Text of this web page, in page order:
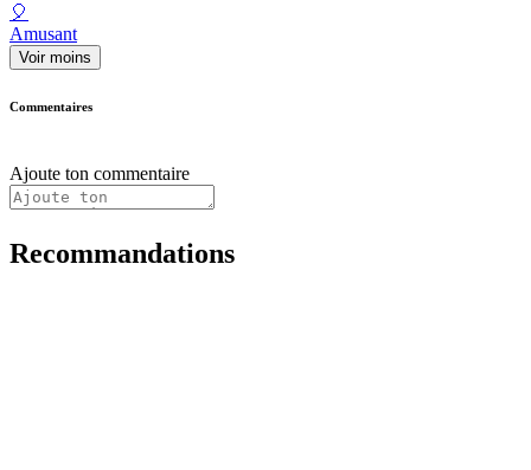
🎈
Amusant
Voir moins
Commentaires
Ajoute ton commentaire
Recommandations